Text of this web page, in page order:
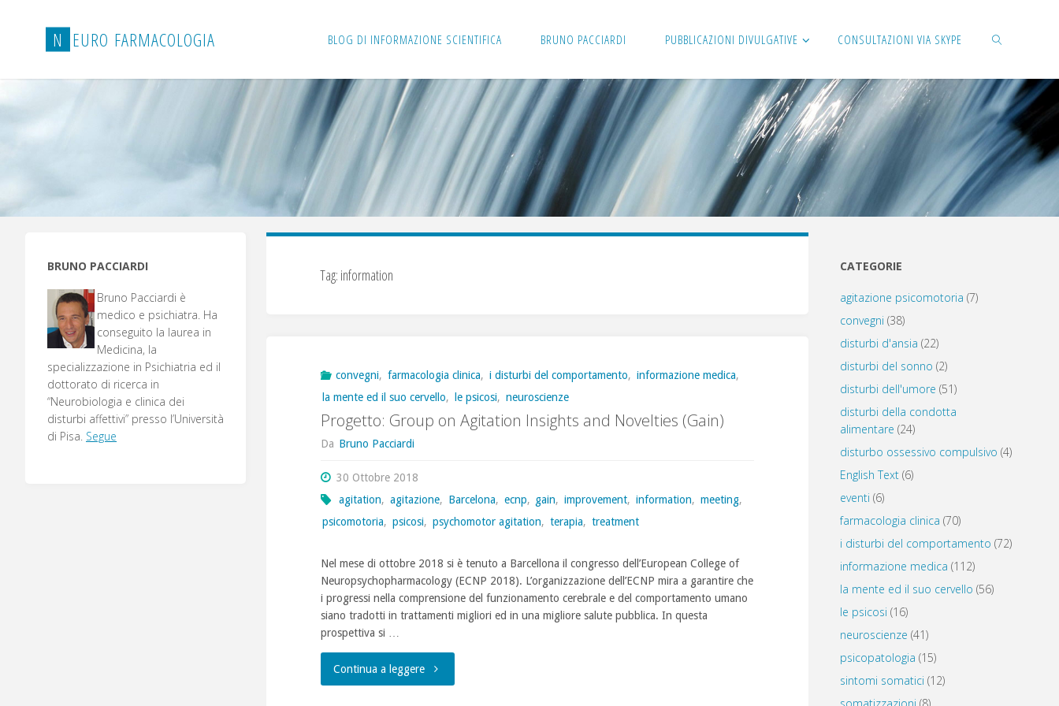
N EURO FARMACOLOGIA BLOG DI INFORMAZIONE SCIENTIFICA BRUNO PACCIARDI PUBBLICAZIONI DIVULGATIVE CONSULTAZIONI VIA SKYPE
CERCA
Tag: information
convegni, farmacologia clinica, i disturbi del comportamento, informazione medica,
la mente ed il suo cervello, le psicosi, neuroscienze
Progetto: Group on Agitation Insights and Novelties (Gain)
Da Bruno Pacciardi
30 Ottobre 2018
agitation, agitazione, Barcelona, ecnp, gain, improvement, information, meeting,
psicomotoria, psicosi, psychomotor agitation, terapia, treatment
Nel mese di ottobre 2018 si è tenuto a Barcellona il congresso dell’European College of
Neuropsychopharmacology (ECNP 2018). L’organizzazione dell’ECNP mira a garantire che
i progressi nella comprensione del funzionamento cerebrale e del comportamento umano
siano tradotti in trattamenti migliori ed in una migliore salute pubblica. In questa
prospettiva si …
Continua a leggere"Progetto:
BRUNO PACCIARDI
Bruno Pacciardi è
medico e psichiatra. Ha
conseguito la laurea in
Medicina, la
specializzazione in Psichiatria ed il
dottorato di ricerca in
“Neurobiologia e clinica dei
disturbi affettivi” presso l’Università
di Pisa. Segue
CATEGORIE
agitazione psicomotoria (7)
convegni (38)
disturbi d'ansia (22)
disturbi del sonno (2)
disturbi dell'umore (51)
disturbi della condotta
alimentare (24)
disturbo ossessivo compulsivo (4)
English Text (6)
eventi (6)
farmacologia clinica (70)
i disturbi del comportamento (72)
informazione medica (112)
la mente ed il suo cervello (56)
le psicosi (16)
neuroscienze (41)
psicopatologia (15)
sintomi somatici (12)